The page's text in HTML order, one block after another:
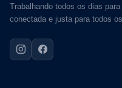
Trabalhando todos os dias
conectada e justa para todos